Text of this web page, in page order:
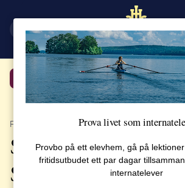
Tillbaka
PUBLICERAT 19 MAJ 2019
Samuel – från
Sigtuna mot New
Prova livet som
Provbo på ett elevhem, gå på
fritidsutbudet ett par dagar
internatelever